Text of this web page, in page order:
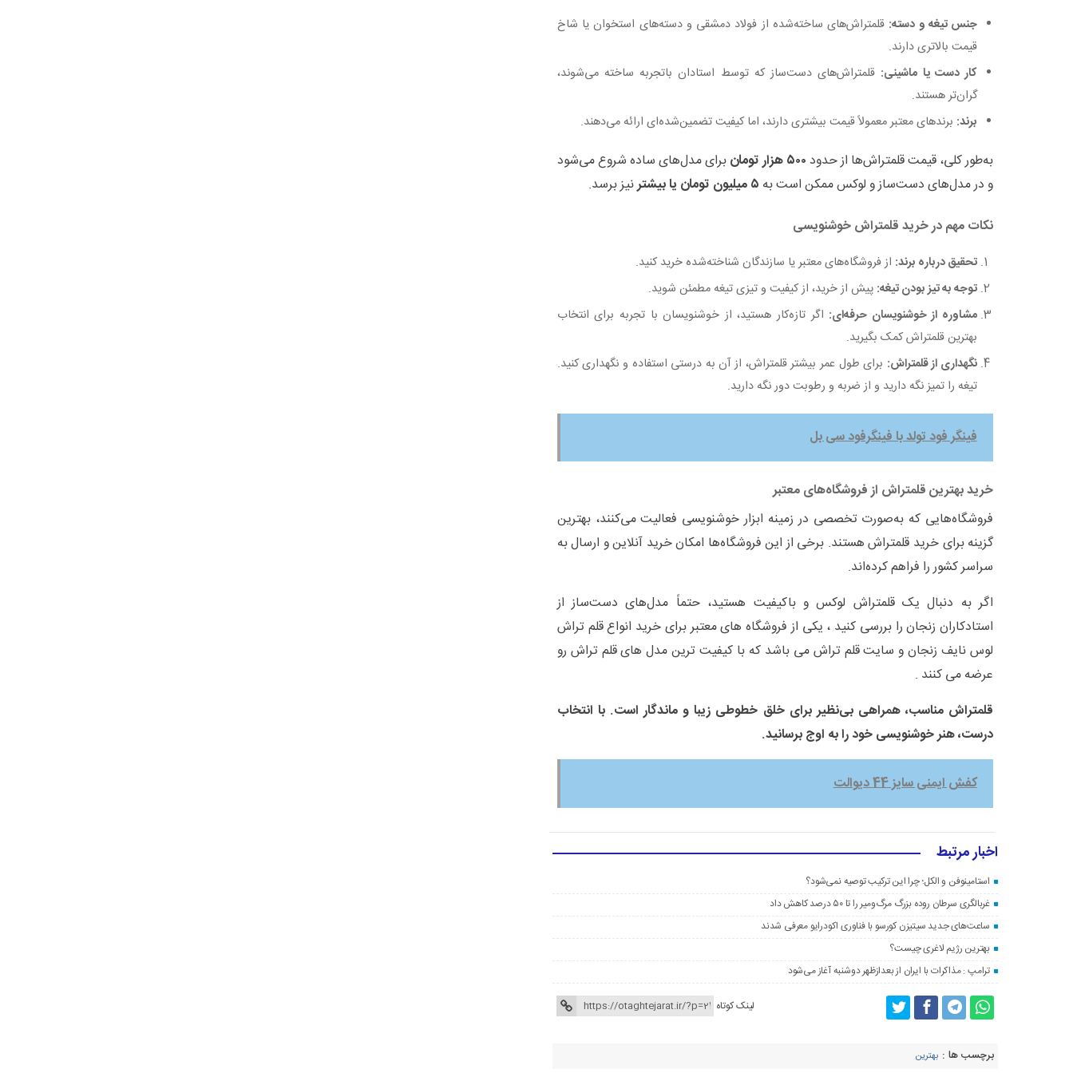
جنس تیغه و دسته: قلمتراش‌های ساخته‌شده از فولاد دمشقی و دسته‌های استخوان یا شاخ
قیمت بالاتری دارند.
کار دست یا ماشینی: قلمتراش‌های دست‌ساز که توسط استادان باتجربه ساخته می‌شوند،
گران‌تر هستند.
برند: برندهای معتبر معمولاً قیمت بیشتری دارند، اما کیفیت تضمین‌شده‌ای ارائه می‌دهند.
به‌طور کلی، قیمت قلمتراش‌ها از حدود۵۰۰ هزار تومان
برای مدل‌های ساده شروع می‌شود
و در مدل‌های دست‌ساز و لوکس ممکن است به ۵ میلیون تومان یا بیشتر
نیز برسد.
نکات مهم در خرید قلمتراش خوشنویسی
تحقیق درباره برند: از فروشگاه‌های معتبر یا سازندگان شناخته‌شده خرید کنید.
توجه به تیز بودن تیغه: پیش از خرید، از کیفیت و تیزی تیغه مطمئن شوید.
مشاوره از خوشنویسان حرفه‌ای: اگر تازه‌کار هستید، از خوشنویسان با تجربه برای انتخاب
بهترین قلمتراش کمک بگیرید.
نگهداری از قلمتراش: برای طول عمر بیشتر قلمتراش، از آن به درستی استفاده و نگهداری کنید.
تیغه را تمیز نگه دارید و از ضربه و رطوبت دور نگه دارید.
فینگر فود تولد با فینگرفود سی بل
خرید بهترین قلمتراش از فروشگاه‌های معتبر
فروشگاه‌هایی که به‌صورت تخصصی در زمینه ابزار خوشنویسی فعالیت می‌کنند، بهترین
گزینه برای خرید قلمتراش هستند. برخی از این فروشگاه‌ها امکان خرید آنلاین و ارسال به
سراسر کشور را فراهم کرده‌اند.
اگر به دنبال یک قلمتراش لوکس و باکیفیت هستید، حتماً مدل‌های دست‌ساز از
استادکاران زنجان را بررسی کنید ، یکی از فروشگاه های معتبر برای خرید انواع قلم تراش
لوس نایف زنجان و سایت قلم تراش می باشد که با کیفیت ترین مدل های قلم تراش رو
عرضه می کنند .
قلمتراش مناسب، همراهی بی‌نظیر برای خلق خطوطی زیبا و ماندگار است. با انتخاب
درست، هنر خوشنویسی خود را به اوج برسانید.
کفش ایمنی سایز 44 دیوالت
اخبار مرتبط
استامینوفن و الکل؛ چرا این ترکیب توصیه نمی‌شود؟
غربالگری سرطان روده بزرگ مرگ‌ومیر را تا ۵۰ درصد کاهش داد
ساعت‌های جدید سیتیزن کورسو با فناوری اکودرایو معرفی شدند
بهترین رژیم لاغری چیست؟
ترامپ : مذاکرات با ایران از بعدازظهر دوشنبه آغاز می‌شود
لینک کوتاه
برچسب ها : بهترین